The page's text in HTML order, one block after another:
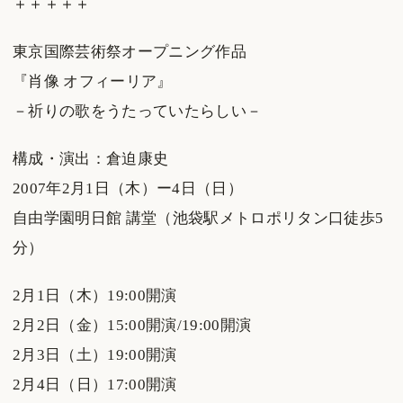
＋＋＋＋＋
東京国際芸術祭オープニング作品
『肖像 オフィーリア』
－祈りの歌をうたっていたらしい－
構成・演出：倉迫康史
2007年2月1日（木）ー4日（日）
自由学園明日館 講堂（池袋駅メトロポリタン口徒歩5
分）
2月1日（木）19:00開演
2月2日（金）15:00開演/19:00開演
2月3日（土）19:00開演
2月4日（日）17:00開演